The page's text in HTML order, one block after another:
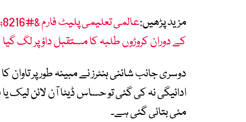
مزید پڑھیں:
کے دوران کروڑوں طلبہ کا مستقبل داؤ پر لگ گیا
دوسری جانب شائنی ہنٹرز نے مبینہ طور پر
مئی بتائی گئی ہے۔